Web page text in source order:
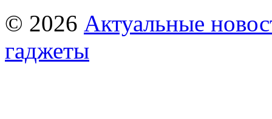
© 2026 Актуальные
гаджеты